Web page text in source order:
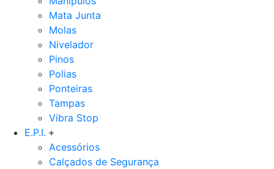
Mata Junta
Molas
Nivelador
Pinos
Polias
Ponteiras
Tampas
Vibra Stop
E.P.I.
Acessórios
Calçados de Segurança